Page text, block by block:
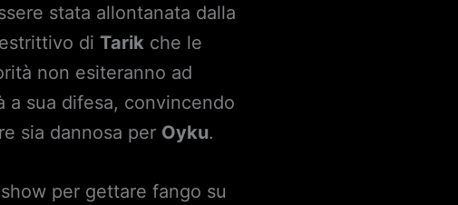
stata allontanata dalla
diTarik che le
non esiteranno ad
a sua difesa, convincendo
sia dannosa per Oyku.
per gettare fango su